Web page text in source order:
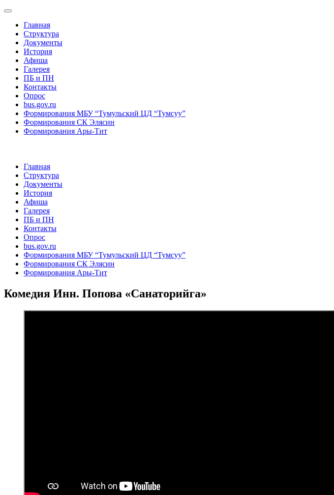
Главная
Структура
Документы
История
Афиша
Галерея
ПБ и ПН
Контакты
Опрос
bus.gov.ru
Формирования МБУ “Тумульский ЦД “Тумсуу”
Формирования СК Элясин
Формирования Ары-Тит
Главная
Структура
Документы
История
Афиша
Галерея
ПБ и ПН
Контакты
Опрос
bus.gov.ru
Формирования МБУ “Тумульский ЦД “Тумсуу”
Формирования СК Элясин
Формирования Ары-Тит
Комедия Инн. Попова «Санаторийга»